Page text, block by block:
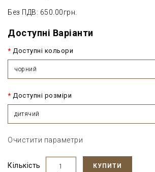
Без ПДВ: 650.00грн.
Доступні Варіанти
Доступні кольори
чорний
Доступні розміри
дитячий
Очистити параметри
Кількість КУПИТИ